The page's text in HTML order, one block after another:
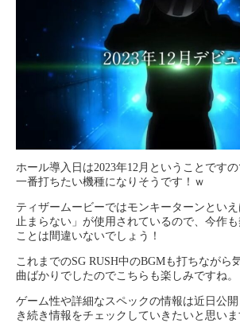
ホール導入日は2023年12月ということです
一番打ちたい機種になりそうです！ｗ
ティザームービーではモンキーターンとい
止まらない」が使用されているので、今作
ことは間違いないでしょう！
これまでのSG RUSH中のBGMも打ちながら
曲ばかりでしたのでこちらも楽しみですね。
ゲーム性や詳細なスペックの情報は近日公開
き続き情報をチェックしていきたいと思いま